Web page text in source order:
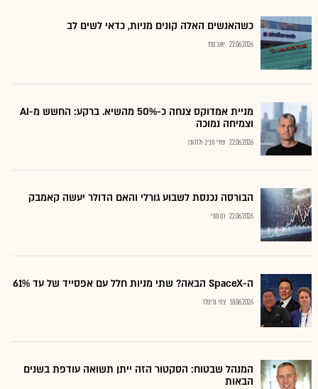
כשהאנשים האלה קונים מניות, כדאי לשים לב
22.06.2026 יואב ספר
מניית אמדוקס צנחה כ-50% מהשיא. ברקע: החשש מ-AI
וצמיחה נמוכה
22.06.2026 שירי חביב-ולדהורן
הבורסה נכנסת לשבוע גורלי והאם הדולר יעשה קאמבק
22.06.2026 רם מורי
ה-SpaceX הבאה? שתי מניות חלל עם אפסייד של עד 61%
18.06.2026 צחי גרינולד
המנהל שבטוח: הסקטור הזה ייתן תשואה עודפת בשנים
הבאות